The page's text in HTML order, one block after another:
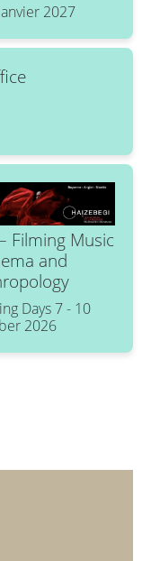
2027
Filming Music
and
Days 7 - 10
2026